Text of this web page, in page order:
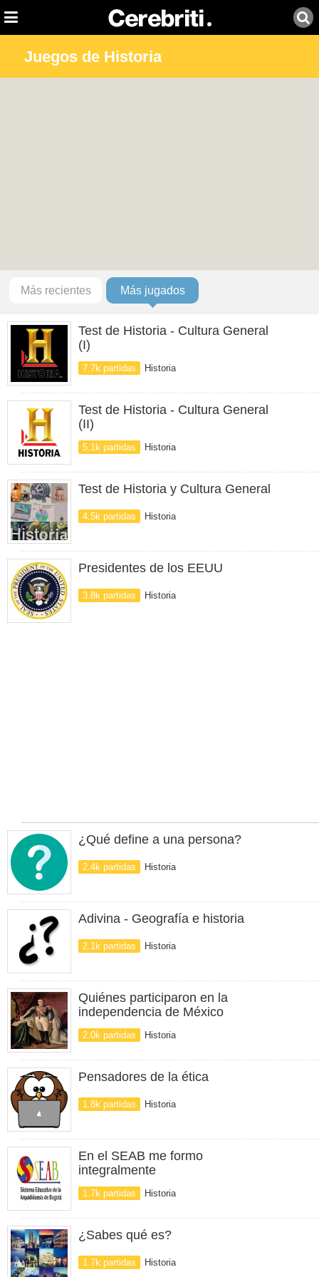
Juegos de Historia
Más recientes Más jugados
Test de Historia - Cultura General
(I)
7.7k partidas Historia
Test de Historia - Cultura General
(II)
5.1k partidas Historia
Test de Historia y Cultura General
4.5k partidas Historia
Presidentes de los EEUU
3.8k partidas Historia
¿Qué define a una persona?
2.4k partidas Historia
Adivina - Geografía e historia
2.1k partidas Historia
Quiénes participaron en la
independencia de México
2.0k partidas Historia
Pensadores de la ética
1.8k partidas Historia
En el SEAB me formo
integralmente
1.7k partidas Historia
¿Sabes qué es?
1.7k partidas Historia